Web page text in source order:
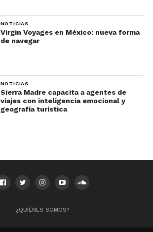
NOTICIAS
Virgin Voyages en México: nueva forma
de navegar
NOTICIAS
Sierra Madre capacita a agentes de
viajes con inteligencia emocional y
geografía turística
¿QUIÉNES SOMOS?